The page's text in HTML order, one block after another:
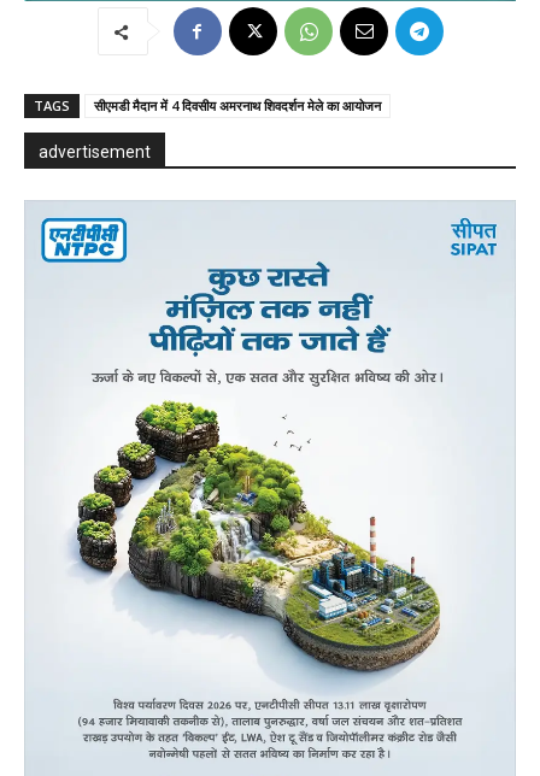
TAGS सीएमडी मैदान में 4 दिवसीय अमरनाथ शिवदर्शन मेले का आयोजन
advertisement